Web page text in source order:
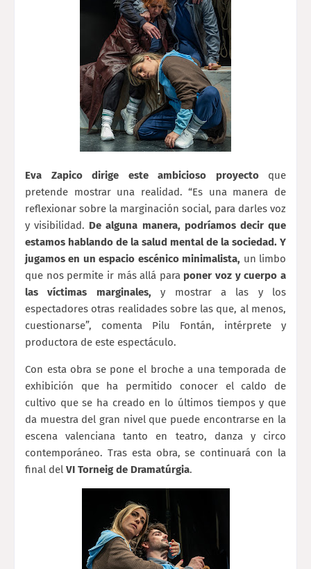
Eva Zapico dirige este ambicioso proyectoque
pretende mostrar una realidad. “Es una manera de
reflexionar sobre la marginación social, para darles voz
y visibilidad. De alguna manera, podríamos decir que
estamos hablando de la salud mental de la sociedad. Y
jugamos en un espacio escénico minimalista, un limbo
que nos permite ir más allá para poner voz y cuerpo a
las víctimas marginales, y mostrar a las y los
espectadores otras realidades sobre las que, al menos,
cuestionarse”, comenta Pilu Fontán, intérprete y
productora de este espectáculo.
Con esta obra se pone el broche a una temporada de
exhibición que ha permitido conocer el caldo de
cultivo que se ha creado en lo últimos tiempos y que
da muestra del gran nivel que puede encontrarse en la
escena valenciana tanto en teatro, danza y circo
contemporáneo. Tras esta obra, se continuará con la
final del VI Torneig de Dramatúrgia.